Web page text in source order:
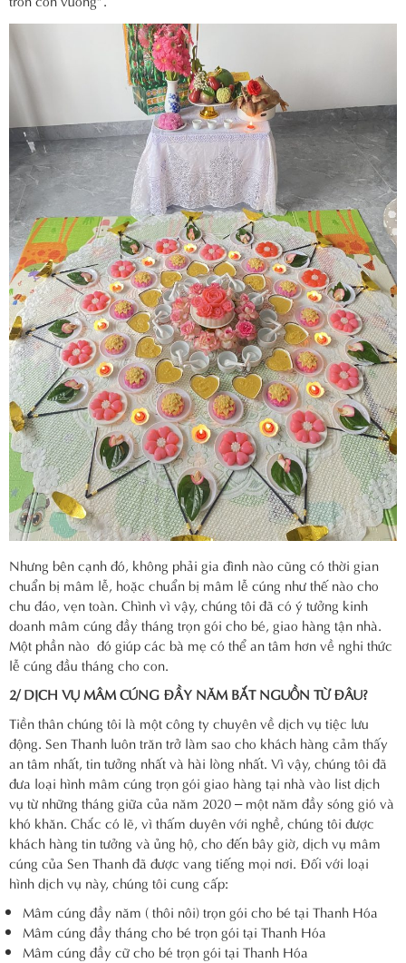
Nhưng bên cạnh đó, không phải gia đình nào cũng có thời gian
chuẩn bị mâm lễ, hoặc chuẩn bị mâm lễ cúng như thế nào cho
chu đáo, vẹn toàn. Chình vì vậy, chúng tôi đã có ý tưởng kinh
doanh mâm cúng đầy tháng trọn gói cho bé, giao hàng tận nhà.
Một phần nào đó giúp các bà mẹ có thể an tâm hơn về nghi thức
lễ cúng đầu tháng cho con.
2/ DỊCH VỤ MÂM CÚNG ĐẦY NĂM BẮT NGUỒN TỪ ĐÂU?
Tiền thân chúng tôi là một công ty chuyên về dịch vụ tiệc lưu
động. Sen Thanh luôn trăn trở làm sao cho khách hàng cảm thấy
an tâm nhất, tin tưởng nhất và hài lòng nhất. Vì vậy, chúng tôi đã
đưa loại hình mâm cúng trọn gói giao hàng tại nhà vào list dịch
vụ từ những tháng giữa của năm 2020 – một năm đầy sóng gió và
khó khăn. Chắc có lẽ, vì thấm duyên với nghề, chúng tôi được
khách hàng tin tưởng và ủng hộ, cho đến bây giờ, dịch vụ mâm
cúng của Sen Thanh đã được vang tiếng mọi nơi. Đối với loại
hình dịch vụ này, chúng tôi cung cấp:
Mâm cúng đầy năm ( thôi nôi) trọn gói cho bé tại Thanh Hóa
Mâm cúng đầy tháng cho bé trọn gói tại Thanh Hóa
Mâm cúng đầy cữ cho bé trọn gói tại Thanh Hóa